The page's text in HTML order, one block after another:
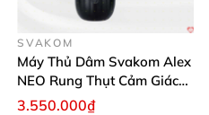
SVAKOM
Máy Thủ Dâm Svakom Alex
NEO Rung Thụt Cảm Giác
Thật, App Điều Khiển
3.550.000₫